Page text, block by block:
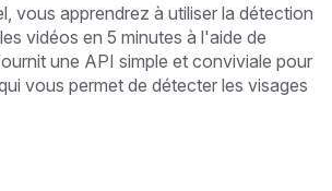
vous apprendrez à utiliser la détection
vidéos en 5 minutes à l'aide de
une API simple et conviviale pour
vous permet de détecter les visages